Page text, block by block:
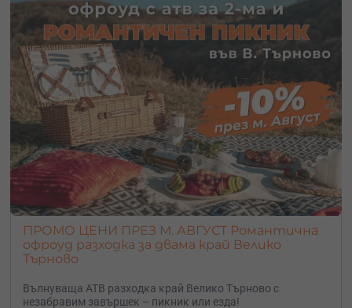
ПРОМО ЦЕНИ ПРЕЗ М. АВГУСТ Романтична
офроуд разходка за двама край Велико
Търново
Вълнуваща АТВ разходка край Велико Търново с
незабравим завършек – пикник или езда!